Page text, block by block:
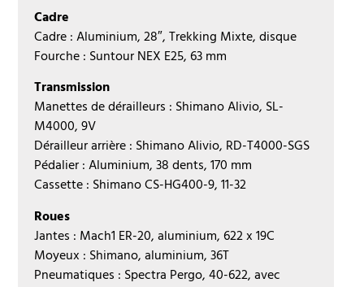
Cadre
Cadre : Aluminium, 28″, Trekking Mixte, disque
Fourche : Suntour NEX E25, 63 mm
Transmission
Manettes de dérailleurs : Shimano Alivio, SL-
M4000, 9V
Dérailleur arrière : Shimano Alivio, RD-T4000-SGS
Pédalier : Aluminium, 38 dents, 170 mm
Cassette : Shimano CS-HG400-9, 11-32
Roues
Jantes : Mach1 ER-20, aluminium, 622 x 19C
Moyeux : Shimano, aluminium, 36T
Pneumatiques : Spectra Pergo, 40-622, avec